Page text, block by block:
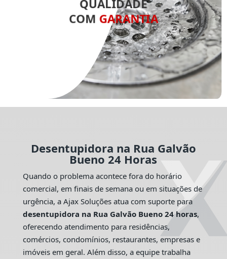
QUALIDADE
COM GARANTIA
Desentupidora na Rua Galvão
Bueno 24 Horas
Quando o problema acontece fora do horário
comercial, em finais de semana ou em situações de
urgência, a Ajax Soluções atua com suporte para
desentupidora na Rua Galvão Bueno 24 horas,
oferecendo atendimento para residências,
comércios, condomínios, restaurantes, empresas e
imóveis em geral. Além disso, a equipe trabalha